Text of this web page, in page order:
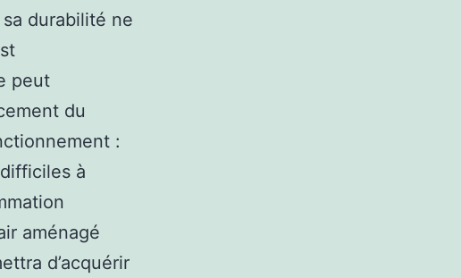
durabilité ne
peut
du
:
à
aménagé
d’acquérir